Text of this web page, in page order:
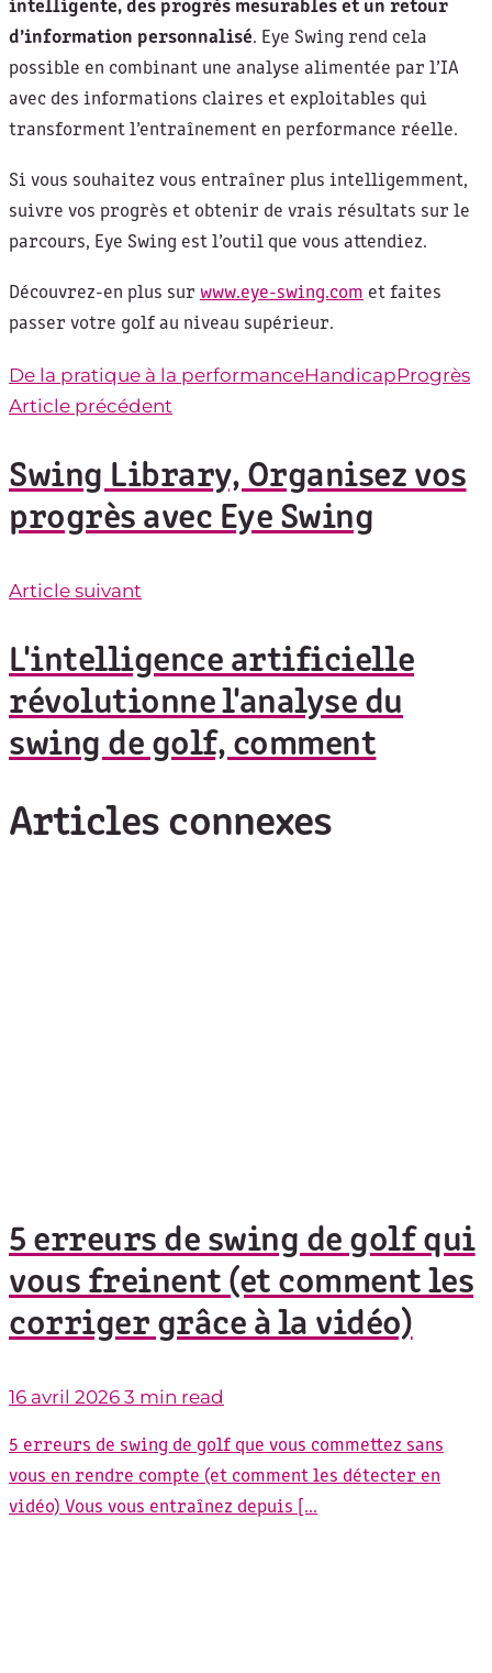
intelligente, des progrès mesurables et un retour
d’information personnalisé. Eye Swing rend cela
possible en combinant une analyse alimentée par l’IA
avec des informations claires et exploitables qui
transforment l’entraînement en performance réelle.
Si vous souhaitez vous entraîner plus intelligemment,
suivre vos progrès et obtenir de vrais résultats sur le
parcours, Eye Swing est l’outil que vous attendiez.
Découvrez-en plus sur www.eye-swing.com et faites
passer votre golf au niveau supérieur.
De la pratique à la performanceHandicapProgrès
Article précédent
Swing Library, Organisez vos
progrès avec Eye Swing
Article suivant
L'intelligence artificielle
révolutionne l'analyse du
swing de golf, comment
Articles connexes
5 erreurs de swing de golf qui
vous freinent (et comment les
corriger grâce à la vidéo)
16 avril 2026 3 min read
5 erreurs de swing de golf que vous commettez sans
vous en rendre compte (et comment les détecter en
vidéo) Vous vous entraînez depuis [...